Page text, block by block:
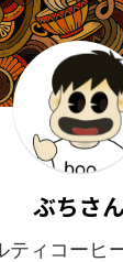
ぶちさん
ティコーヒ